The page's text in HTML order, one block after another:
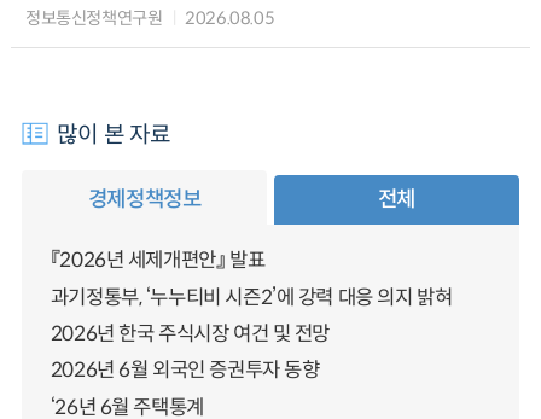
정보통신정책연구원 2026.08.05
많이 본 자료
경제정책정보 전체
『2026년 세제개편안』 발표
과기정통부, ‘누누티비 시즌2’에 강력 대응 의지 밝혀
2026년 한국 주식시장 여건 및 전망
2026년 6월 외국인 증권투자 동향
‘26년 6월 주택통계